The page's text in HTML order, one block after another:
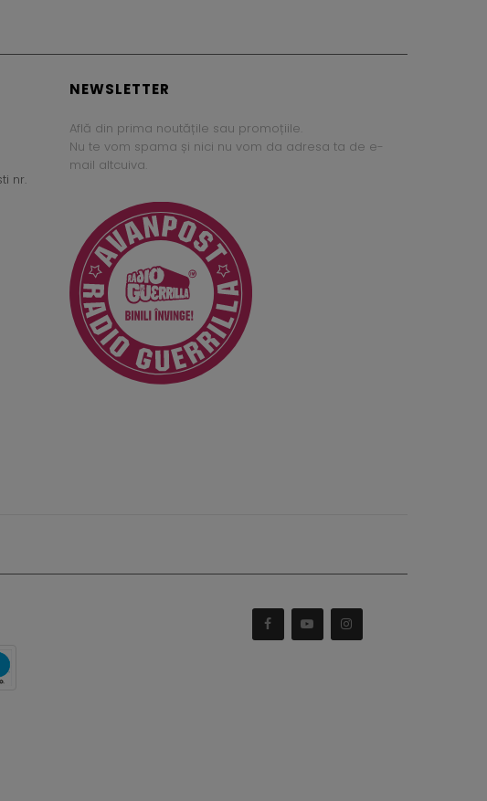
nr.
NEWSLETTER
Află din prima noutățile sau promoțiile.
Nu te vom spama și nici nu vom da adresa ta de e-
mail altcuiva.